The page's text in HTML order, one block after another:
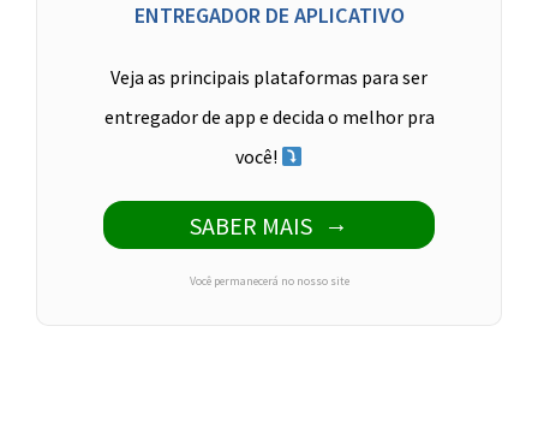
ENTREGADOR DE APLICATIVO
Veja as principais plataformas para ser
entregador de app e decida o melhor pra
você!
SABER MAIS
Você permanecerá no nosso site